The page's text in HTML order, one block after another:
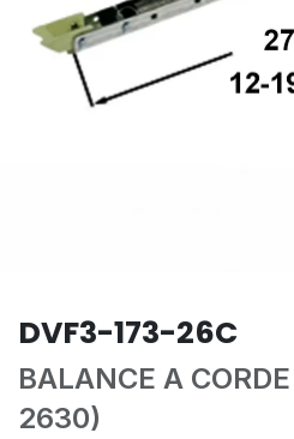
DVF3-173-26C
BALANCE A
2630)